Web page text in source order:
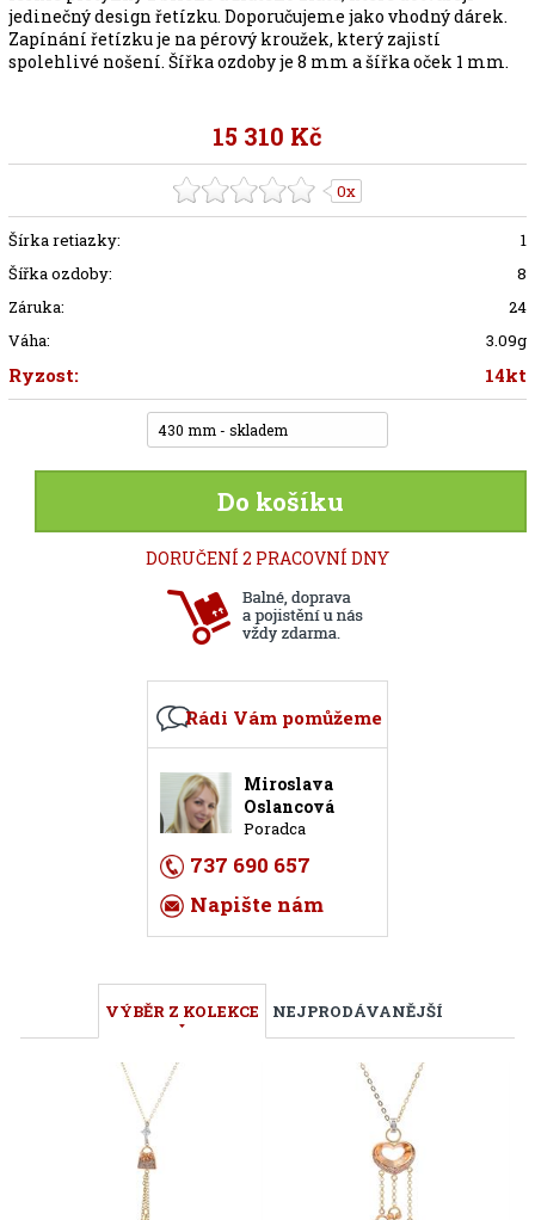
jedinečný design řetízku. Doporučujeme jako vhodný dárek.
Zapínání řetízku je na pérový kroužek, který zajistí
spolehlivé nošení. Šířka ozdoby je 8 mm a šířka oček 1 mm.
15 310 Kč
0x
Šírka retiazky:
1
Šířka ozdoby:
8
Záruka:
24
Váha:
3.09g
Ryzost: 14kt
430 mm - skladem
Do košíku
DORUČENÍ 2 PRACOVNÍ DNY
Rádi Vám pomůžeme
Miroslava
Oslancová
Poradca
737 690 657
Napište nám
VÝBĚR Z KOLEKCE NEJPRODÁVANĚJŠÍ